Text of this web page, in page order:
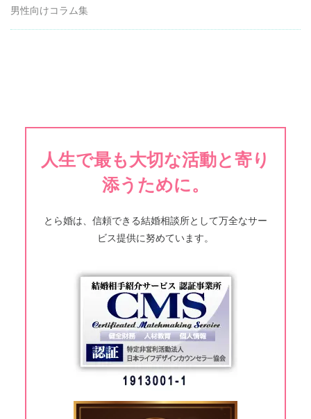
男性向けコラム集
人生で最も大切な活動と寄り
添うために。
とら婚は、信頼できる結婚相談所として万全なサー
ビス提供に努めています。